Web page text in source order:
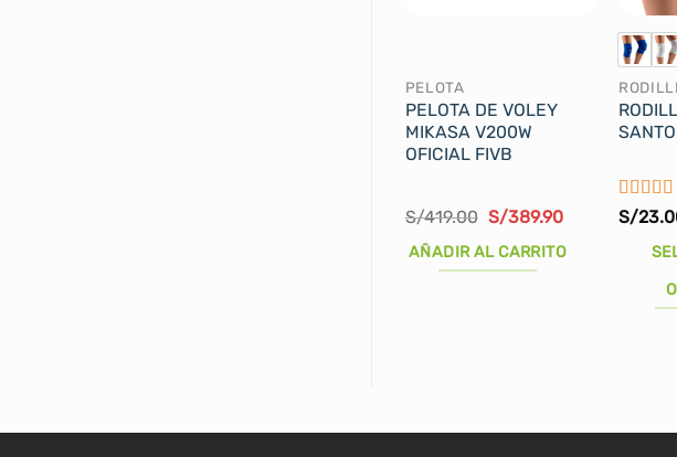
PELOTA
PELOTA DE VOLEY
MIKASA V200W
OFICIAL FIVB
S/419.00 El
precio
original
era:
S/389.90El
actual
AÑADIR AL CARRITO
con
S/